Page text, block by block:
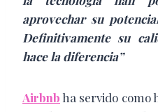
aprovechar su
Definitivamente su
hace la diferencia”
Airbnb ha servido como